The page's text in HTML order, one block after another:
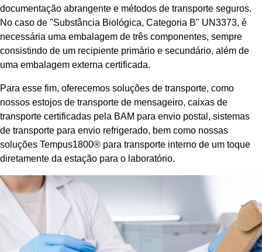
documentação abrangente e métodos de transporte seguros.
No caso de "Substância Biológica, Categoria B" UN3373, é
necessária uma embalagem de três componentes, sempre
consistindo de um recipiente primário e secundário, além de
uma embalagem externa certificada.
Para esse fim, oferecemos soluções de transporte, como
nossos estojos de transporte de mensageiro, caixas de
transporte certificadas pela BAM para envio postal, sistemas
de transporte para envio refrigerado, bem como nossas
soluções Tempus1800® para transporte interno de um toque
diretamente da estação para o laboratório.